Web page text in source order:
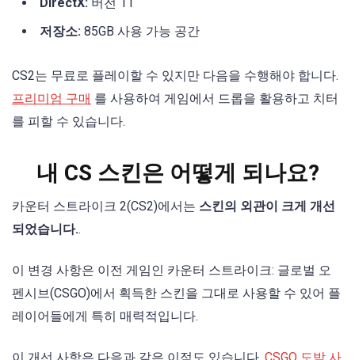
저장소: 85GB 사용 가능 공간
CS2는 무료로 플레이할 수 있지만 다음을 수행해야 합니다.
프리미엄 구매 를 사용하여 게임에서 드롭을 활용하고 치터
를 피할 수 있습니다.
내 CS 스킨은 어떻게 되나요?
카운터 스트라이크 2(CS2)에서는 스킨의 외관이 크게 개선
되었습니다..
이 변경 사항은 이전 게임인 카운터 스트라이크: 글로벌 오
펜시브(CSGO)에서 획득한 스킨을 그대로 사용할 수 있어 플
레이어들에게 특히 매력적입니다.